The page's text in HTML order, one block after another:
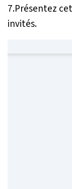
7.Présentez
invités.